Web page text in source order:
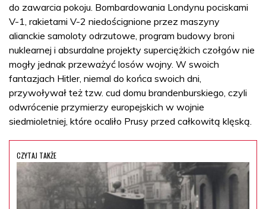
do zawarcia pokoju. Bombardowania Londynu pociskami
V-1, rakietami V-2 niedoścignione przez maszyny
alianckie samoloty odrzutowe, program budowy broni
nuklearnej i absurdalne projekty superciężkich czołgów nie
mogły jednak przeważyć losów wojny. W swoich
fantazjach Hitler, niemal do końca swoich dni,
przywoływał też tzw. cud domu brandenburskiego, czyli
odwrócenie przymierzy europejskich w wojnie
siedmioletniej, które ocaliło Prusy przed całkowitą klęską.
CZYTAJ TAKŻE